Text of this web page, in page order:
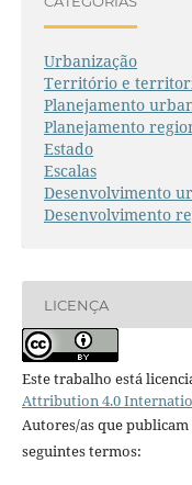
Urbanização
Território e
Planejamento
Planejamento
Estado
Escalas
Desenvolvimento
Desenvolvimento
LICENÇA
Este trabalho está
Attribution 4.0
Autores/as que
seguintes termos: